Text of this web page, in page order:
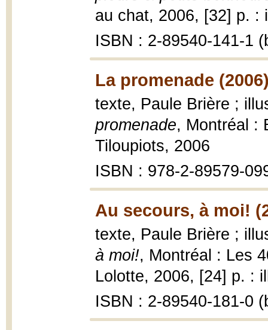
au chat, 2006, [32] p. :
ISBN : 2-89540-141-1
La promenade
texte, Paule Brière ;
promenade, Montréal :
Tiloupiots, 2006
ISBN : 978-2-89579-
Au secours, à moi!
texte, Paule Brière ;
à moi!, Montréal : Les
Lolotte, 2006, [24] p. :
ISBN : 2-89540-181-0